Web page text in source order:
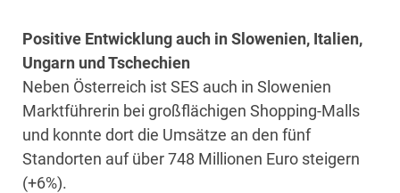
Positive Entwicklung auch in Slowenien, Italien,
Ungarn und Tschechien
Neben Österreich ist SES auch in Slowenien
Marktführerin bei großflächigen Shopping-Malls
und konnte dort die Umsätze an den fünf
Standorten auf über 748 Millionen Euro steigern
(+6%).